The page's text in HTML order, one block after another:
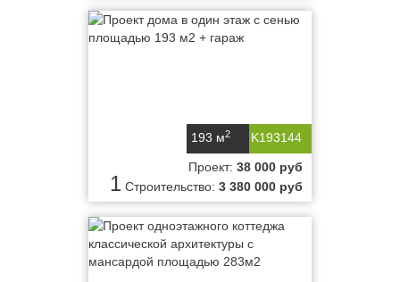
K193144
193 м2
1
Проект: 38 000 руб
Строительство: 3 380 000 руб